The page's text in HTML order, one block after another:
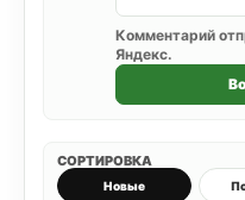
Комментарий
Яндекс.
СОРТИРОВКА
Новые